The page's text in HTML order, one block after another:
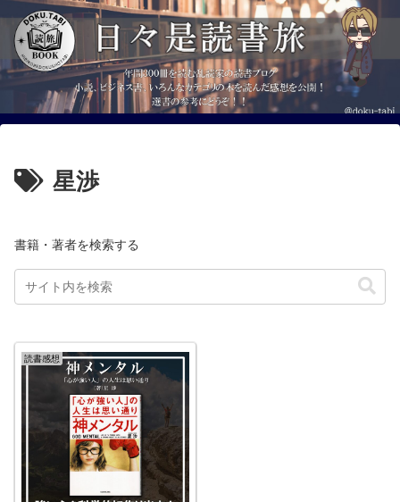
星渉
書籍・著者を検索する
読書感想